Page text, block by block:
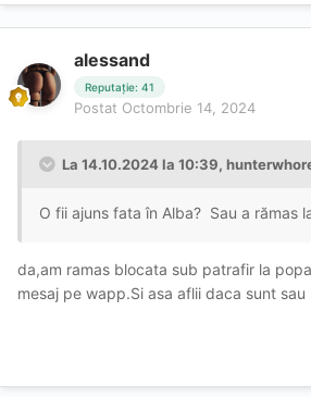
alessand
Reputație: 41
Postat Octombrie 14, 2024
La 14.10.2024 la 10:39,
O fii ajuns fata în Alba? Sau a rămas
da,am ramas blocata sub patrafir la popa
mesaj pe wapp.Si asa aflii daca sunt sau